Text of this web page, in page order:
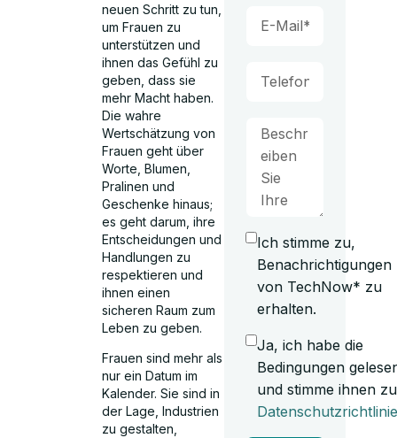
neuen Schritt zu tun,
um Frauen zu
unterstützen und
ihnen das Gefühl zu
geben, dass sie
mehr Macht haben.
Die wahre
Wertschätzung von
Frauen geht über
Worte, Blumen,
Pralinen und
Geschenke hinaus;
es geht darum, ihre
Entscheidungen und
Handlungen zu
respektieren und
ihnen einen
sicheren Raum zum
Leben zu geben.
Frauen sind mehr als
nur ein Datum im
Kalender. Sie sind in
der Lage, Industrien
zu gestalten,
Ich stimme zu,
Benachrichtigungen
von TechNow* zu
erhalten.
Ja, ich habe die
Bedingungen
und stimme ihnen
Datenschutzrichtlinie